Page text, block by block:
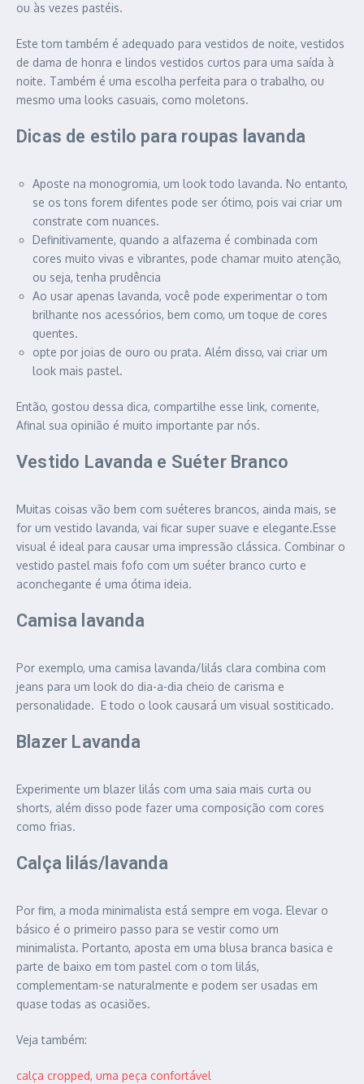
ou às vezes pastéis.
Este tom também é adequado para vestidos de noite, vestidos
de dama de honra e lindos vestidos curtos para uma saída à
noite. Também é uma escolha perfeita para o trabalho, ou
mesmo uma looks casuais, como moletons.
Dicas de estilo para roupas lavanda
Aposte na monogromia, um look todo lavanda. No entanto,
se os tons forem difentes pode ser ótimo, pois vai criar um
constrate com nuances.
Definitivamente, quando a alfazema é combinada com
cores muito vivas e vibrantes, pode chamar muito atenção,
ou seja, tenha prudência
Ao usar apenas lavanda, você pode experimentar o tom
brilhante nos acessórios, bem como, um toque de cores
quentes.
opte por joias de ouro ou prata. Além disso, vai criar um
look mais pastel.
Então, gostou dessa dica, compartilhe esse link, comente,
Afinal sua opinião é muito importante par nós.
Vestido Lavanda e Suéter Branco
Muitas coisas vão bem com suéteres brancos, ainda mais, se
for um vestido lavanda, vai ficar super suave e elegante.Esse
visual é ideal para causar uma impressão clássica. Combinar o
vestido pastel mais fofo com um suéter branco curto e
aconchegante é uma ótima ideia.
Camisa lavanda
Por exemplo, uma camisa lavanda/lilás clara combina com
jeans para um look do dia-a-dia cheio de carisma e
personalidade. E todo o look causará um visual sostiticado.
Blazer Lavanda
Experimente um blazer lilás com uma saia mais curta ou
shorts, além disso pode fazer uma composição com cores
como frias.
Calça lilás/lavanda
Por fim, a moda minimalista está sempre em voga. Elevar o
básico é o primeiro passo para se vestir como um
minimalista. Portanto, aposta em uma blusa branca basica e
parte de baixo em tom pastel com o tom lilás,
complementam-se naturalmente e podem ser usadas em
quase todas as ocasiões.
Veja também:
calça cropped, uma peça confortável